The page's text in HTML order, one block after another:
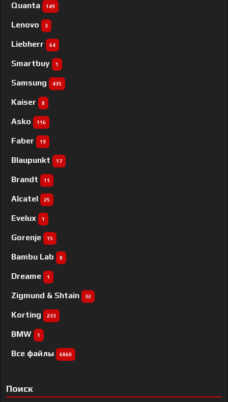
Quanta 149
Lenovo 3
Liebherr 64
Smartbuy 1
Samsung 435
Kaiser 8
Asko 116
Faber 19
Blaupunkt 17
Brandt 11
Alcatel 25
Evelux 1
Gorenje 15
Bambu Lab 8
Dreame 1
Zigmund & Shtain 32
Korting 233
BMW 1
Все файлы 6860
Поиск